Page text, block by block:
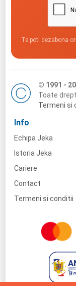
Te poti dezabona
© 1991 -
Toate
Termeni si
Info
Echipa Jeka
Istoria Jeka
Cariere
Contact
Termeni si conditii